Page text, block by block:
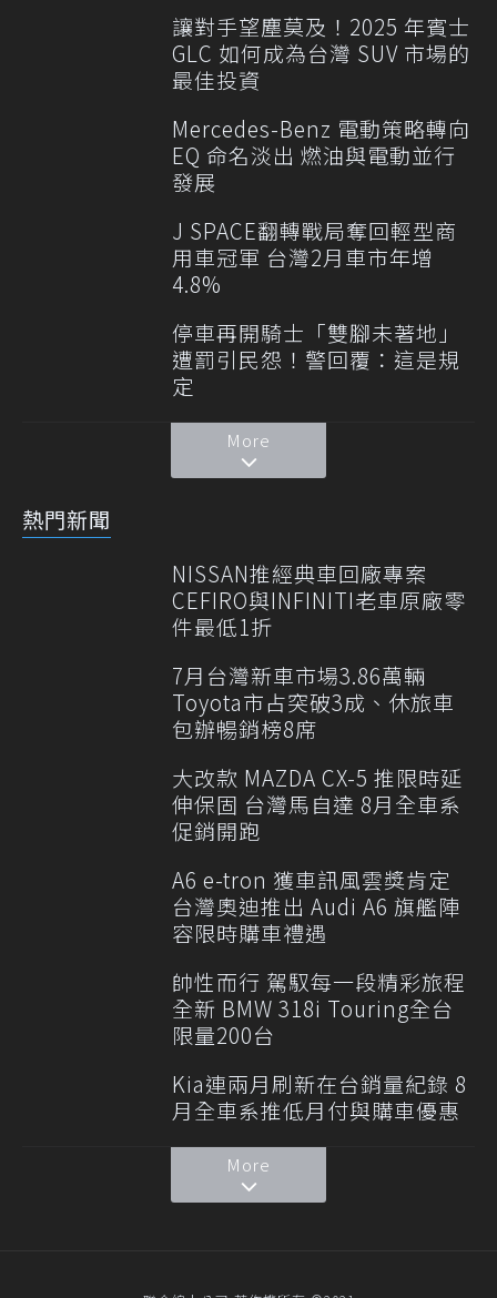
讓對手望塵莫及！2025 年賓士
GLC 如何成為台灣 SUV 市場的
最佳投資
Mercedes-Benz 電動策略轉向
EQ 命名淡出 燃油與電動並行
發展
J SPACE翻轉戰局奪回輕型商
用車冠軍 台灣2月車市年增
4.8%
停車再開騎士「雙腳未著地」
遭罰引民怨！警回覆：這是規
定
More
熱門新聞
NISSAN推經典車回廠專案
CEFIRO與INFINITI老車原廠零
件最低1折
7月台灣新車市場3.86萬輛
Toyota市占突破3成、休旅車
包辦暢銷榜8席
大改款 MAZDA CX-5 推限時延
伸保固 台灣馬自達 8月全車系
促銷開跑
A6 e-tron 獲車訊風雲獎肯定
台灣奧迪推出 Audi A6 旗艦陣
容限時購車禮遇
帥性而行 駕馭每一段精彩旅程
全新 BMW 318i Touring全台
限量200台
Kia連兩月刷新在台銷量紀錄 8
月全車系推低月付與購車優惠
More